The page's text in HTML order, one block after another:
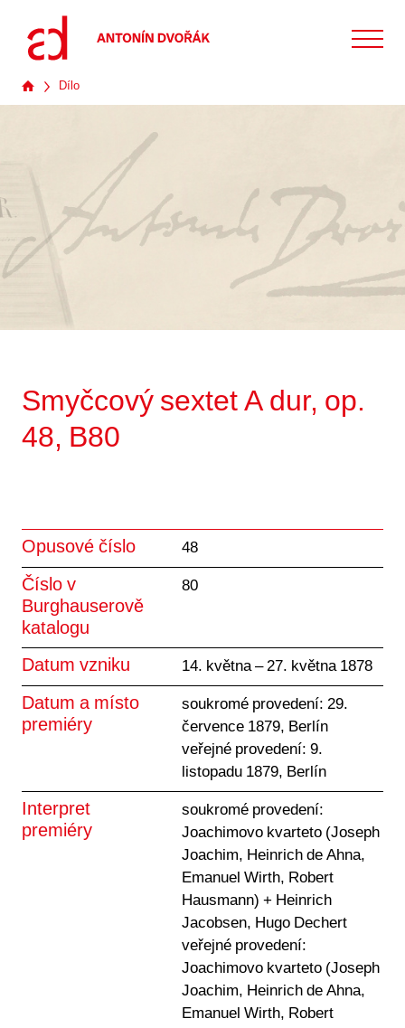
Dílo
Smyčcový sextet A dur, op.
48, B80
Opusové číslo 48
Číslo v
Burghauserově
katalogu
80
Datum vzniku 14. května – 27. května 1878
Datum a místo
premiéry
soukromé provedení: 29.
července 1879, Berlín
veřejné provedení: 9.
listopadu 1879, Berlín
Interpret
premiéry
soukromé provedení:
Joachimovo kvarteto (Joseph
Joachim, Heinrich de Ahna,
Emanuel Wirth, Robert
Hausmann) + Heinrich
Jacobsen, Hugo Dechert
veřejné provedení:
Joachimovo kvarteto (Joseph
Joachim, Heinrich de Ahna,
Emanuel Wirth, Robert